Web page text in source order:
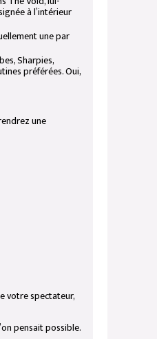
à l’intérieur
une par
Sharpies,
préférées. Oui,
une
votre spectateur,
pensait possible.